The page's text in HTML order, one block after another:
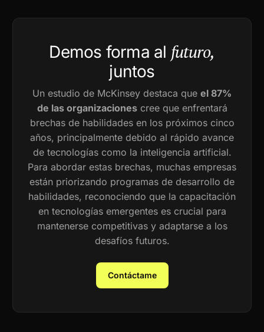
Demos forma al futuro,
juntos
Un estudio de McKinsey destaca que el 87%
de las organizacionescree que enfrentará
brechas de habilidades en los próximos cinco
años, principalmente debido al rápido avance
de tecnologías como la inteligencia artificial.
Para abordar estas brechas, muchas empresas
están priorizando programas de desarrollo de
habilidades, reconociendo que la capacitación
en tecnologías emergentes es crucial para
mantenerse competitivas y adaptarse a los
desafíos futuros.
Contáctame